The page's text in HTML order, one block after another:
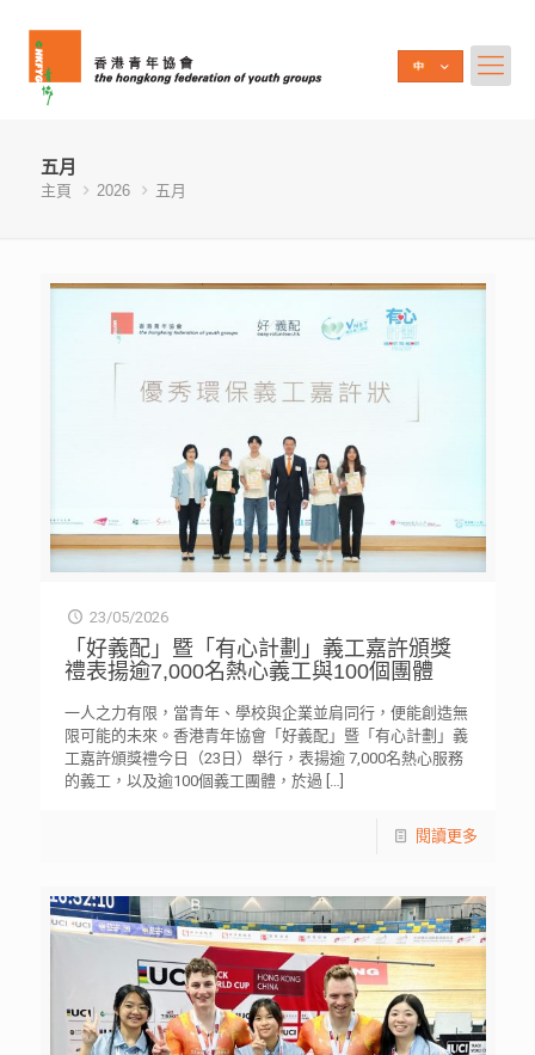
五月
主頁 2026 五月
23/05/2026
「好義配」暨「有心計劃」義工嘉許頒獎
禮表揚逾7,000名熱心義工與100個團體
一人之力有限，當青年、學校與企業並肩同行，便能創造無
限可能的未來。香港青年協會「好義配」暨「有心計劃」義
工嘉許頒獎禮今日（23日）舉行，表揚逾 7,000名熱心服務
的義工，以及逾100個義工團體，於過 […]
閱讀更多